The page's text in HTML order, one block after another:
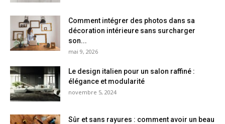
Comment intégrer des photos dans sa
décoration intérieure sans surcharger
son...
mai 9, 2026
Le design italien pour un salon raffiné :
élégance et modularité
novembre 5, 2024
Sûr et sans rayures : comment avoir un beau